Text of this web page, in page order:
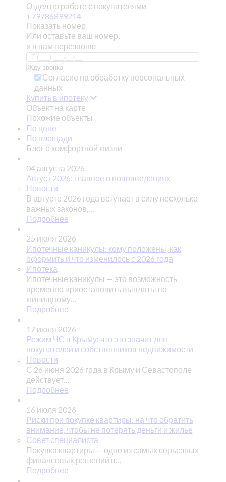
Отдел по работе с покупателями
+79786899214
Показать номер
Или оставьте ваш номер,
и я вам перезвоню
Согласие на обработку персональных
данных
Купить в ипотеку
Объект на карте
Похожие объекты
По цене
По площади
Блог о комфортной жизни
04 августа 2026
Август 2026: главное о нововведениях
Новости
В августе 2026 года вступает в силу несколько
важных законов,…
Подробнее
25 июля 2026
Ипотечные каникулы: кому положены, как
оформить и что изменилось с 2026 года
Ипотека
Ипотечные каникулы — это возможность
временно приостановить выплаты по
жилищному…
Подробнее
17 июля 2026
Режим ЧС в Крыму: что это значит для
покупателей и собственников недвижимости
Новости
С 26 июня 2026 года в Крыму и Севастополе
действует…
Подробнее
16 июля 2026
Риски при покупке квартиры: на что обратить
внимание, чтобы не потерять деньги и жилье
Совет специалиста
Покупка квартиры — одно из самых серьезных
финансовых решений в…
Подробнее